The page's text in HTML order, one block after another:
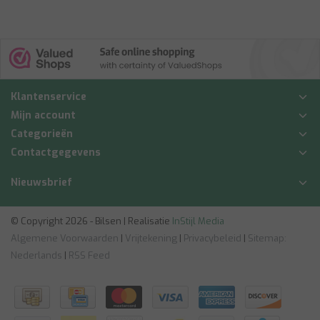
Klantenservice
Mijn account
Categorieën
Contactgegevens
Nieuwsbrief
© Copyright 2026 - Bilsen | Realisatie InStijl Media
Algemene Voorwaarden | Vrijtekening | Privacybeleid | Sitemap:
Nederlands | RSS Feed